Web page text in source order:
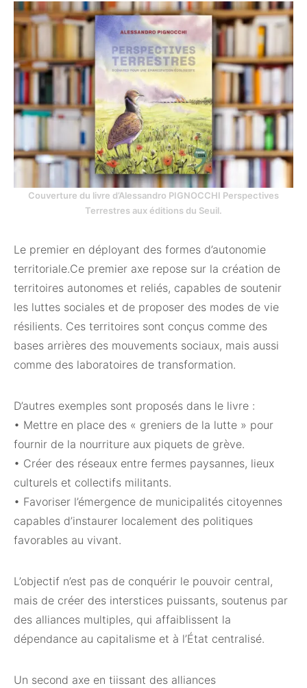
Couverture du livre d’Alessandro PIGNOCCHI Perspectives
Terrestres aux éditions du Seuil.
Le premier en déployant des formes d’autonomie
territoriale.Ce premier axe repose sur la création de
territoires autonomes et reliés, capables de soutenir
les luttes sociales et de proposer des modes de vie
résilients. Ces territoires sont conçus comme des
bases arrières des mouvements sociaux, mais aussi
comme des laboratoires de transformation.
D’autres exemples sont proposés dans le livre :
• Mettre en place des « greniers de la lutte » pour
fournir de la nourriture aux piquets de grève.
• Créer des réseaux entre fermes paysannes, lieux
culturels et collectifs militants.
• Favoriser l’émergence de municipalités citoyennes
capables d’instaurer localement des politiques
favorables au vivant.
L’objectif n’est pas de conquérir le pouvoir central,
mais de créer des interstices puissants, soutenus par
des alliances multiples, qui affaiblissent la
dépendance au capitalisme et à l’État centralisé.
Un second axe en tiissant des alliances